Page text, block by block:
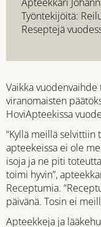
Työntekijöitä:
Reseptejä
Vaikka
viranomaisten
HoviApteekissa
“Kyllä meillä selvittiin
apteekeissa ei ole
isoja ja ne piti
toimi hyvin”,
Receptumia.
päivänä. Tosin ei
Apteekkeja ja